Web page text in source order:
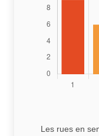
Les rues en